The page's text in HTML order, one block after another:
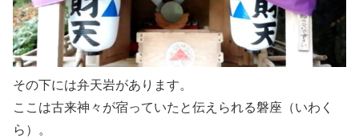
その下には弁天岩があります。
ここは古来神々が宿っていたと伝えられる磐座（いわく
ら）。